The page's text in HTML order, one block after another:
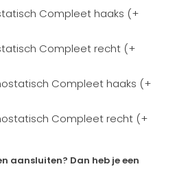
Compleet haaks (+
Compleet recht (+
Compleet haaks (+
Compleet recht (+
aansluiten? Dan heb je een